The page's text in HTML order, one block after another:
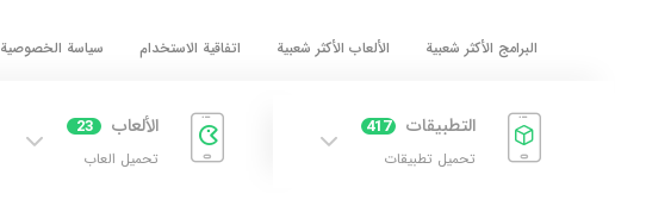
البرامج الأكثر شعبية الألعاب الأكثر شعبية اتفاقية الاستخدام سياسة الخصوصية
التطبيقات 417
تحميل تطبيقات
الألعاب 23
تحميل العاب